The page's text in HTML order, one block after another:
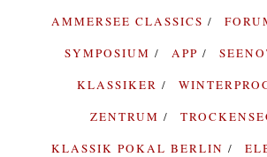
AMMERSEE CLASSICS
SYMPOSIUM
APP
KLASSIKER
ZENTRUM
KLASSIK POKAL BERLIN